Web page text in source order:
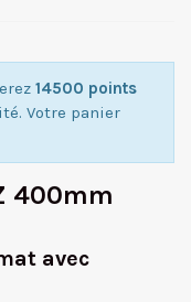
14500 points
Votre panier
400mm
avec